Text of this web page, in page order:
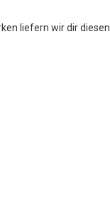
liefern wir dir